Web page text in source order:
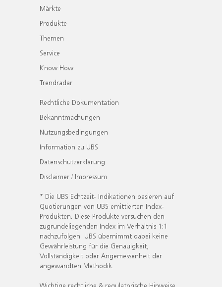
Märkte
Produkte
Themen
Service
Know How
Trendradar
Rechtliche Dokumentation
Bekanntmachungen
Nutzungsbedingungen
Information zu UBS
Datenschutzerklärung
Disclaimer / Impressum
* Die UBS Echtzeit- Indikationen basieren auf
Quotierungen von UBS emittierten Index-
Produkten. Diese Produkte versuchen den
zugrundeliegenden Index im Verhältnis 1:1
nachzufolgen. UBS übernimmt dabei keine
Gewährleistung für die Genauigkeit,
Vollständigkeit oder Angemessenheit der
angewandten Methodik.